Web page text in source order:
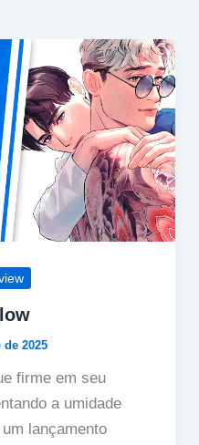
2025
firme em seu
a umidade
lançamento